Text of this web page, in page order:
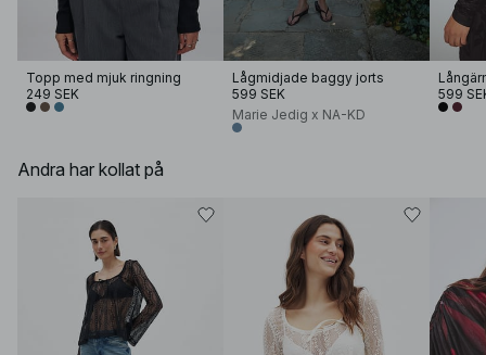
Topp med mjuk ringning
249 SEK
Lågmidjade baggy jorts
599 SEK
Marie Jedig x NA-KD
599
Andra har kollat på